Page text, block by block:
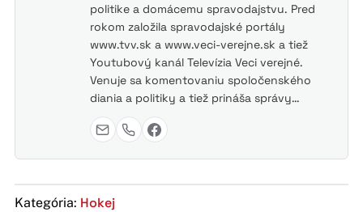
politike a domácemu spravodajstvu. Pred
rokom založila spravodajské portály
www.tvv.sk a www.veci-verejne.sk a tiež
Youtubový kanál Televízia Veci verejné.
Venuje sa komentovaniu spoločenského
diania a politiky a tiež prináša správy…
Kategória: Hokej